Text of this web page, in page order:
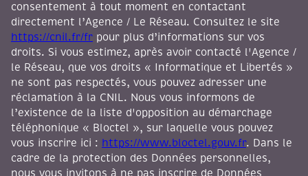
consentement à tout moment en contactant
directement l’Agence / Le Réseau. Consultez le site
https://cnil.fr/fr pour plus d’informations sur vos
droits. Si vous estimez, après avoir contacté l'Agence /
le Réseau, que vos droits « Informatique et Libertés »
ne sont pas respectés, vous pouvez adresser une
réclamation à la CNIL. Nous vous informons de
l’existence de la liste d'opposition au démarchage
téléphonique « Bloctel », sur laquelle vous pouvez
vous inscrire ici : https://www.bloctel.gouv.fr. Dans le
cadre de la protection des Données personnelles,
nous vous invitons à ne pas inscrire de Données